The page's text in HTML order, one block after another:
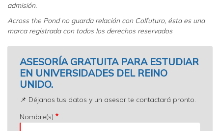
admisión.
Across the Pond no guarda relación con Colfuturo, ésta es una
marca registrada con todos los derechos reservados
ASESORÍA GRATUITA PARA ESTUDIAR
EN UNIVERSIDADES DEL REINO
UNIDO.
📌 Déjanos tus datos y un asesor te contactará pronto.
Nombre(s)